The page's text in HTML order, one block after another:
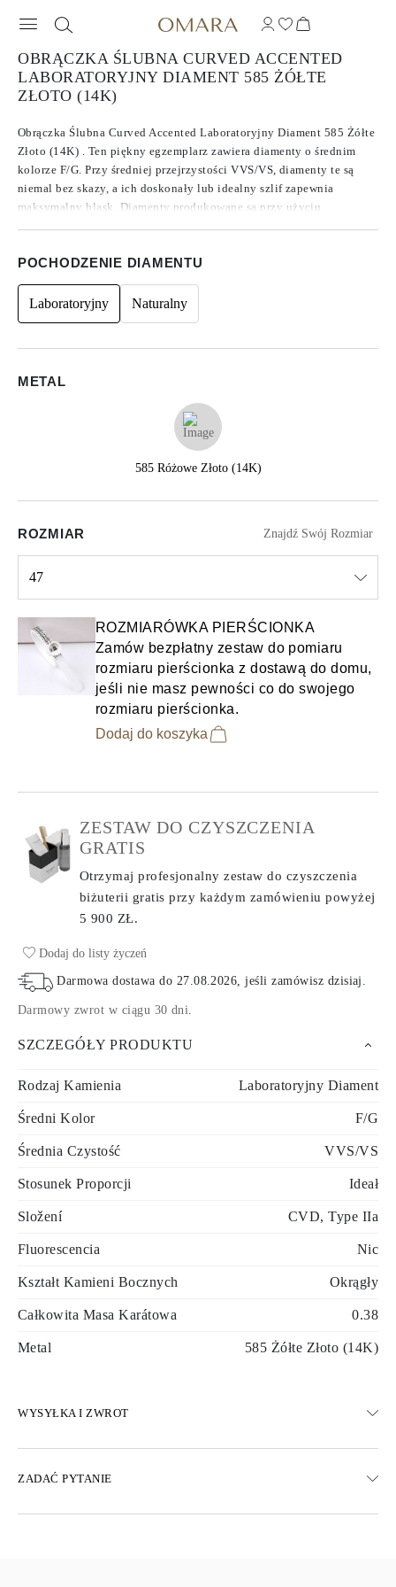
OBRĄCZKA ŚLUBNA CURVED ACCENTED
LABORATORYJNY DIAMENT 585 ŻÓŁTE
ZŁOTO (14K)
Obrączka Ślubna Curved Accented Laboratoryjny Diament 585 Żółte
Złoto (14K) . Ten piękny egzemplarz zawiera diamenty o średnim
kolorze F/G. Przy średniej przejrzystości VVS/VS, diamenty te są
niemal bez skazy, a ich doskonały lub idealny szlif zapewnia
maksymalny blask. Diamenty produkowane są przy użyciu
całkowita waga w karatach 0.38.
POCHODZENIE DIAMENTU
Laboratoryjny Naturalny
METAL
585 Różowe Złoto (14K)
ROZMIAR Znajdź Swój Rozmiar
47
ROZMIARÓWKA PIERŚCIONKA
Zamów bezpłatny zestaw do pomiaru
rozmiaru pierścionka z dostawą do domu,
jeśli nie masz pewności co do swojego
rozmiaru pierścionka.
Dodaj do koszyka
ZESTAW DO CZYSZCZENIA
GRATIS
Otrzymaj profesjonalny zestaw do czyszczenia
biżuterii gratis przy każdym zamówieniupowyżej
5 900 ZŁ.
Dodaj do listy życzeń
Darmowa dostawa do 27.08.2026, jeśli zamówisz dzisiaj .
Darmowy zwrot w ciągu 30 dni.
SZCZEGÓŁY PRODUKTU
Rodzaj Kamienia Laboratoryjny Diament
Średni Kolor F/G
Średnia Czystość VVS/VS
Stosunek Proporcji Ideał
Složení CVD, Type IIa
Fluorescencia Nic
Kształt Kamieni Bocznych Okrągły
Całkowita Masa Karátowa 0.38
Metal 585 Żółte Złoto (14K)
WYSYŁKA I ZWROT
Dostępne są również opcje dostawy ekspresowej
ZADAĆ PYTANIE